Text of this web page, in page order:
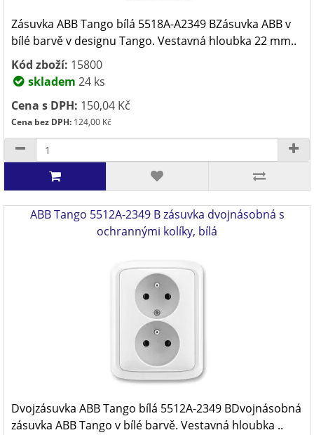
Zásuvka ABB Tango bílá 5518A-A2349 BZásuvka ABB v
bílé barvě v designu Tango. Vestavná hloubka 22 mm..
Kód zboží: 15800
skladem 24 ks
Cena s DPH: 150,04 Kč
Cena bez DPH: 124,00 Kč
ABB Tango 5512A-2349 B zásuvka dvojnásobná s
ochrannými kolíky, bílá
Dvojzásuvka ABB Tango bílá 5512A-2349 BDvojnásobná
zásuvka ABB Tango v bílé barvě. Vestavná hloubka ..